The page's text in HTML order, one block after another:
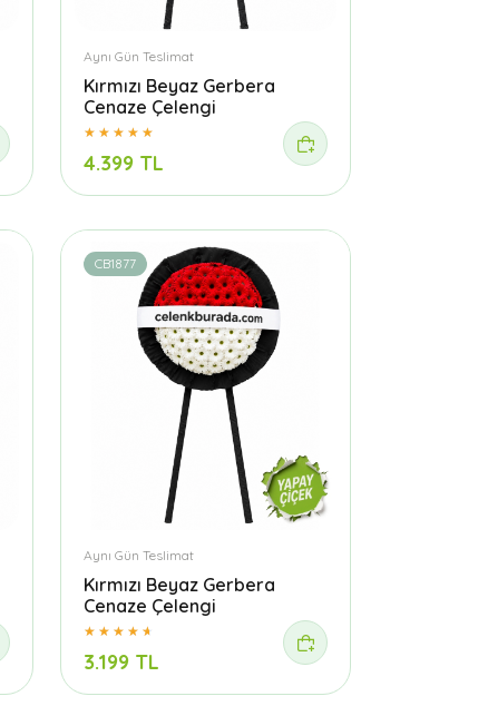
Aynı Gün Teslimat
Kırmızı Beyaz Gerbera
Cenaze Çelengi
4.399 TL
CB1877
Aynı Gün Teslimat
Kırmızı Beyaz Gerbera
Cenaze Çelengi
3.199 TL